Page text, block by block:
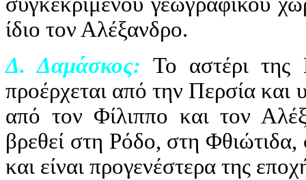
ίδιο τον Αλέξανδρο.
Δ. Δαμάσκος: Το αστέρι της
προέρχεται από την Περσία και
από τον Φίλιππο και τον
βρεθεί στη Ρόδο, στη
και είναι προγενέστερα της